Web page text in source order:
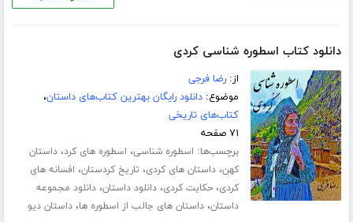
دانلود کتاب اسطوره شناسی کردی
از:رضا فرجی
موضوع:دانلود رایگان بهترین کتاب‌های داستان،
کتاب‌های تاریخی
۷۱ صفحه
برچسب‌ها: اسطوره شناسی، اسطوره های کرد،داستان
کهن،داستان های کردی، تاریخ کردستان، افسانه های
کردی،حکایت کردی،دانلود داستان،دانلود مجموعه
داستان،داستان های جالب از اسطوره ها،داستان دیو